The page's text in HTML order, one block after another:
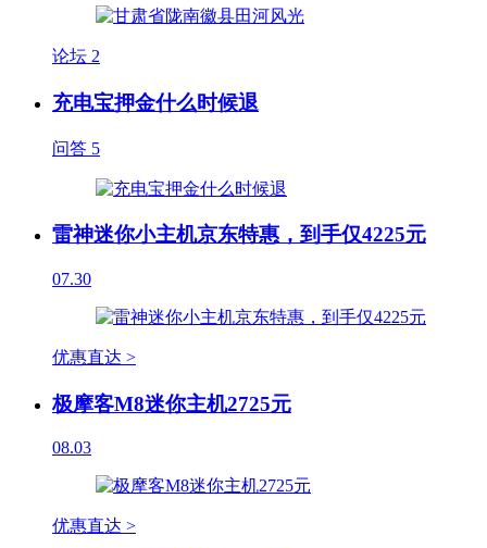
论坛 2
充电宝押金什么时候退
问答 5
雷神迷你小主机京东特惠，到手仅4225元
07.30
优惠直达 >
极摩客M8迷你主机2725元
08.03
优惠直达 >